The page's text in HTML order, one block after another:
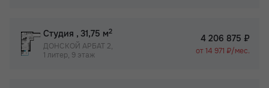
Студия , 31,75 м2
ДОНСКОЙ АРБАТ 2,
1 литер, 9 этаж
4 206 875 ₽
от 14 971 ₽/мес.